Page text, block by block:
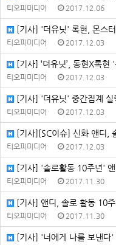
티오피미디어 2017.12.06
[기사] '더유닛' 록현, 몬스
티오피미디어 2017.12.03
[기사] ‘더유닛’, 동현X록
티오피미디어 2017.12.03
[기사] '더유닛' 중간집계
티오피미디어 2017.12.03
[기사][SC이슈] 신화 앤디,
티오피미디어 2017.12.03
[기사] '솔로활동 10주년'
티오피미디어 2017.11.30
[기사] 앤디, 솔로 활동 10
티오피미디어 2017.11.30
[기사] '너에게 나를 보낸